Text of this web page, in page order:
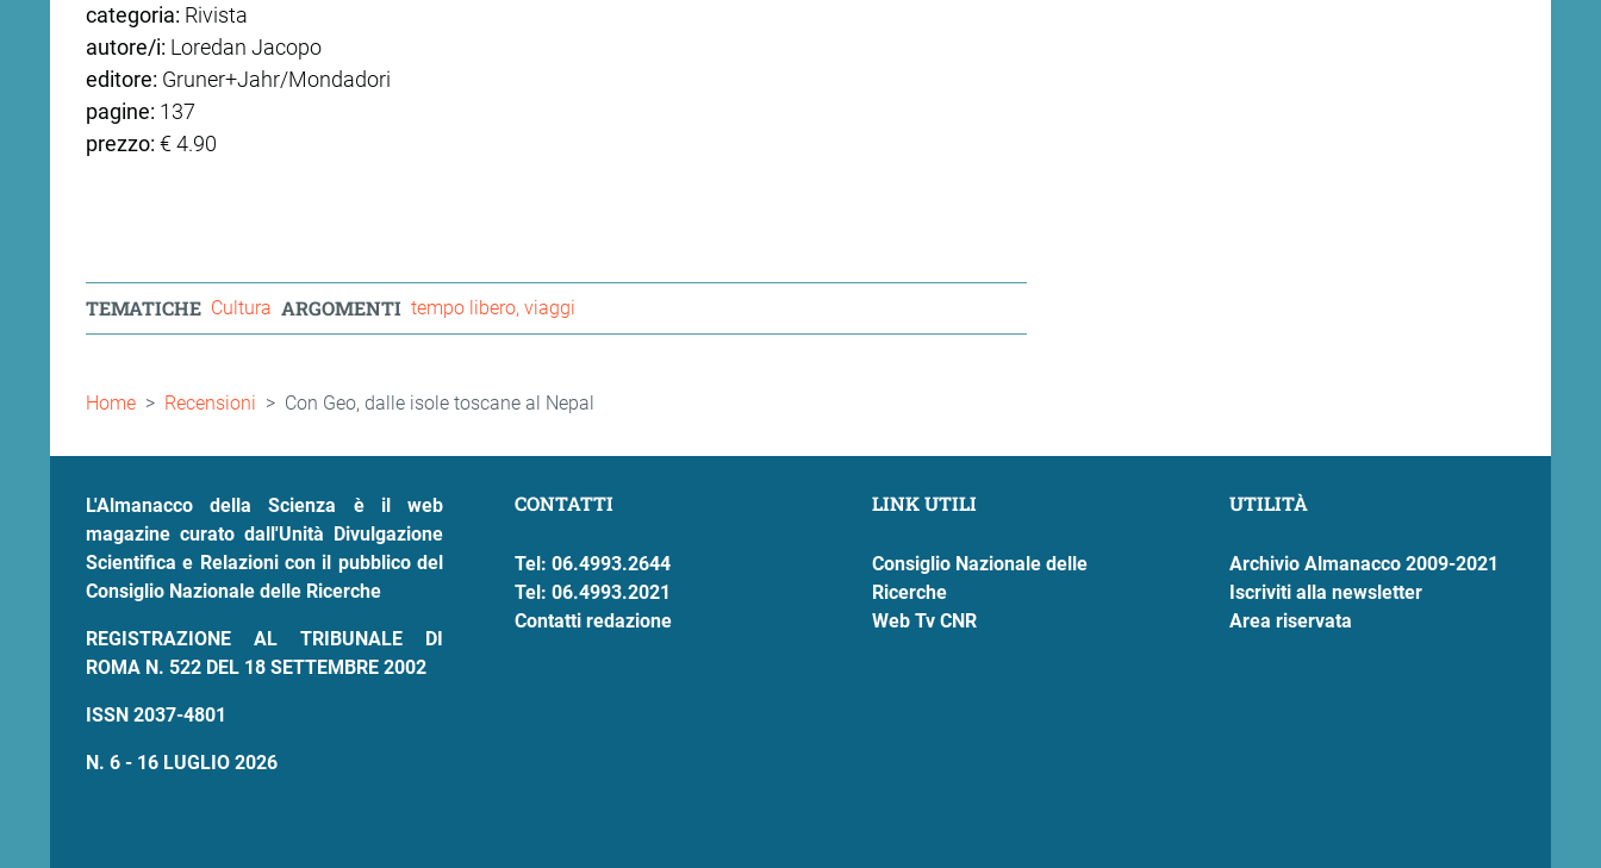
categoria: Rivista
autore/i: Loredan Jacopo
editore: Gruner+Jahr/Mondadori
pagine: 137
prezzo: € 4.90
TEMATICHE Cultura ARGOMENTI tempo libero, viaggi
Briciole
Home Recensioni Con Geo, dalle isole toscane al Nepal
L'Almanacco della Scienza è il web
magazine curato dall'Unità Divulgazione
Scientifica e Relazioni con il pubblico del
Consiglio Nazionale delle Ricerche
REGISTRAZIONE AL TRIBUNALE DI
ROMA N. 522 DEL 18 SETTEMBRE 2002
ISSN 2037-4801
N. 6 - 16 LUGLIO 2026
CONTATTI
Tel: 06.4993.2644
Tel: 06.4993.2021
Contatti redazione
LINK UTILI
Consiglio Nazionale delle
Ricerche
Web Tv CNR
UTILITÀ
Archivio Almanacco 2009-2021
Iscriviti alla newsletter
Area riservata